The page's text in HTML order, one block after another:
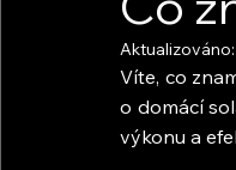
Aktualizováno:
Víte, co
o domácí
výkonu a